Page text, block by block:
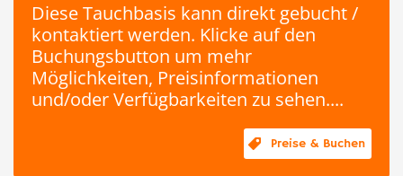
Diese Tauchbasis kann direkt gebucht /
kontaktiert werden. Klicke auf den
Buchungsbutton um mehr
Möglichkeiten, Preisinformationen
und/oder Verfügbarkeiten zu sehen....
Preise & Buchen